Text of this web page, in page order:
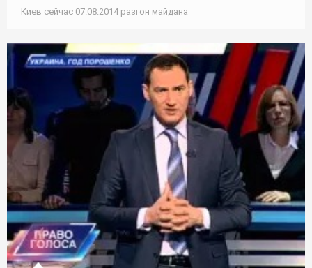
Киев сейчас 07.08.2014 разгон майдана